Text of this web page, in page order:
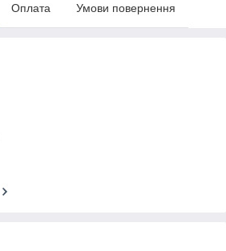
Оплата Умови повернення